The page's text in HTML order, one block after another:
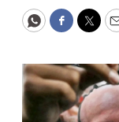
WhatsApp